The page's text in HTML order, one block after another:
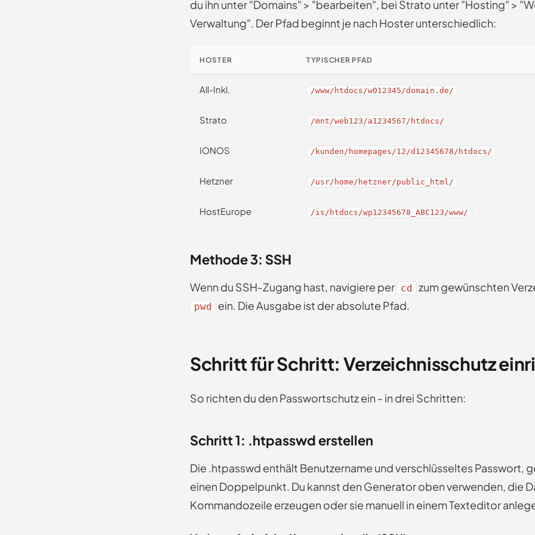
du ihn unter "Domains" > "bearbeiten", bei Strato unter "Hosting" >
Verwaltung". Der Pfad beginnt je nach Hoster unterschiedlich:
HOSTER TYPISCHER PFAD
All-Inkl. /www/htdocs/w012345/domain.de/
Strato /mnt/web123/a1234567/htdocs/
IONOS /kunden/homepages/12/d12345678/htdocs/
Hetzner /usr/home/hetzner/public_html/
HostEurope /is/htdocs/wp12345678_ABC123/www/
Methode 3: SSH
Wenn du SSH-Zugang hast, navigiere per cd zum gewünschten
pwd ein. Die Ausgabe ist der absolute Pfad.
Schritt für Schritt: Verzeichnisschutz
So richten du den Passwortschutz ein - in drei Schritten:
Schritt 1: .htpasswd erstellen
Die .htpasswd enthält Benutzername und verschlüsseltes Passwort,
einen Doppelpunkt. Du kannst den Generator oben verwenden, die
Kommandozeile erzeugen oder sie manuell in einem Texteditor